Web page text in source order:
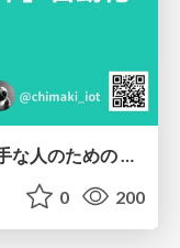
0 200